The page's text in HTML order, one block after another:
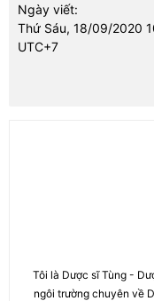
Ngày viết:
Thứ Sáu, 18/09/2020
UTC+7
Tôi là Dược sĩ Tùng -
ngôi trường chuyên về